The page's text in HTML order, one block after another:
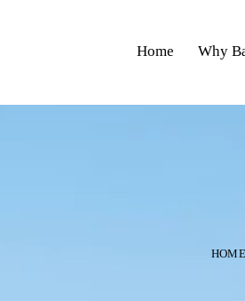
Home Why
HOME